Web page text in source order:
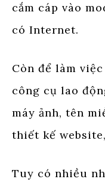
cắm cáp vào
có Internet.
Còn để làm việc
công cụ lao
máy ảnh, tên
thiết kế
Tuy có nhiều